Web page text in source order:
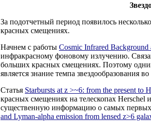
За подотчетный период появилось
красных смещениях.
Начнем с работы Cosmic Infrared
инфракрасному фоновому излучению.
больших красных смещениях. Поэтому
является знание темпа звездообразования
Статья Starbursts at z >~6: from the present to
красных смещениях на телескопах
существенную информацию о самых первых
and Lyman-alpha emission from lensed z>6